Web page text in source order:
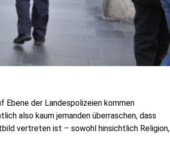
Ebene der Landespolizeien kommen
also kaum jemanden überraschen, dass
vertreten ist – sowohl hinsichtlich Religion,